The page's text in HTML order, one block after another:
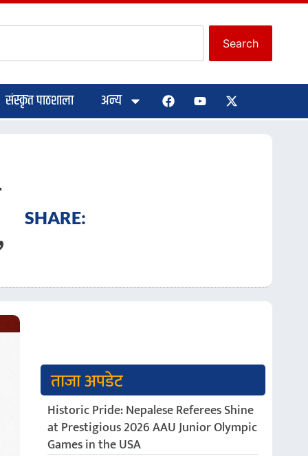
Search
संस्कृत पाठशाला अन्य
SHARE:
ताजा अपडेट
Historic Pride: Nepalese Referees Shine
at Prestigious 2026 AAU Junior Olympic
Games in the USA